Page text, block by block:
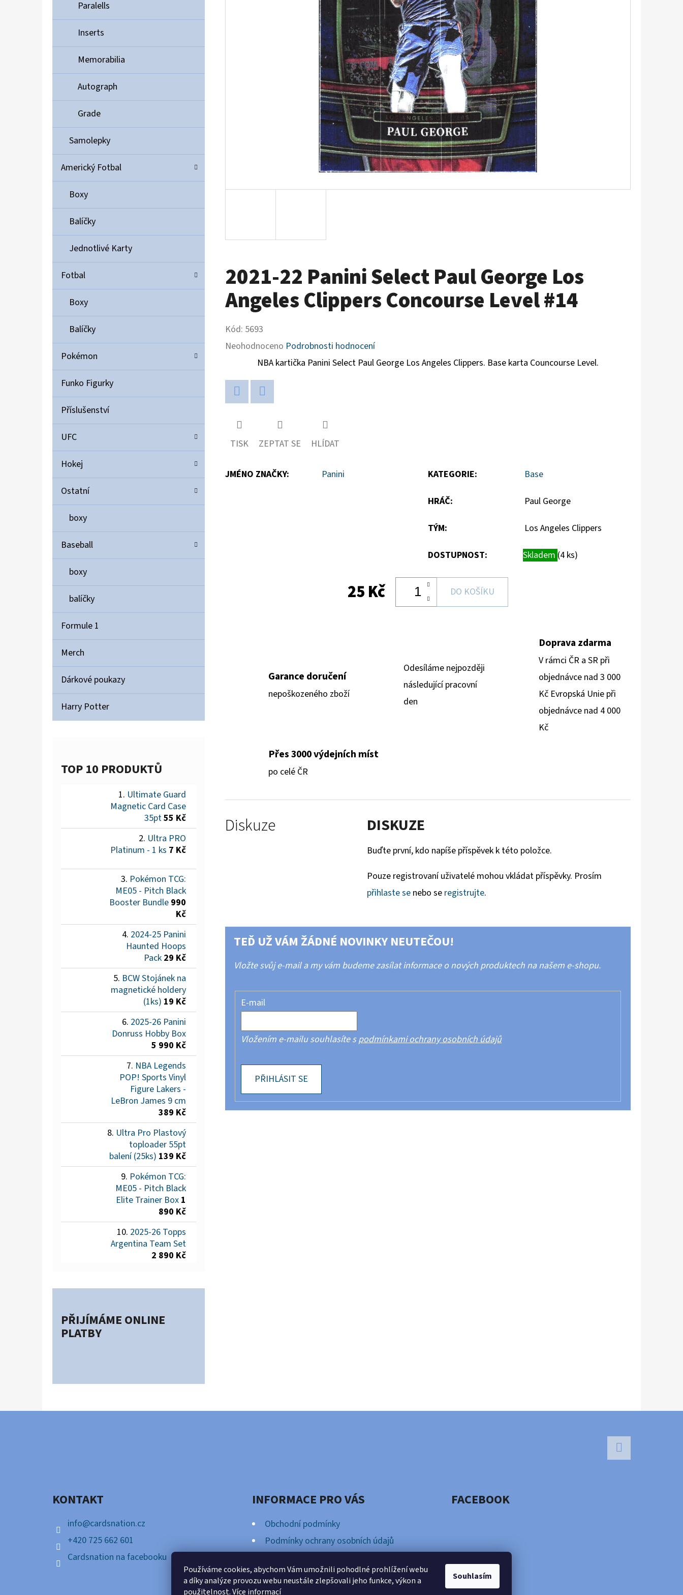
Používáme cookies, abychom Vám umožnili pohodlné prohlížení webu
a díky analýze provozu webu neustále zlepšovali jeho funkce, výkon a
použitelnost.Více informací
Souhlasím
Paralells
Inserts
Memorabilia
Autograph
Grade
Samolepky
Americký Fotbal
Boxy
Balíčky
Jednotlivé Karty
Fotbal
Boxy
Balíčky
Pokémon
Funko Figurky
Příslušenství
UFC
Hokej
Ostatní
boxy
Baseball
boxy
balíčky
Formule 1
Merch
Dárkové poukazy
Harry Potter
TOP 10 PRODUKTŮ
Ultimate Guard
Magnetic Card Case
35pt55 Kč
Ultra PRO
Platinum - 1 ks 7 Kč
Pokémon TCG:
ME05 - Pitch Black
Booster Bundle 990
Kč
2024-25 Panini
Haunted Hoops
Pack 29 Kč
BCW Stojánek na
magnetické holdery
(1ks) 19 Kč
2025-26 Panini
Donruss Hobby Box
5 990 Kč
NBA Legends
POP! Sports Vinyl
Figure Lakers -
LeBron James 9 cm
389 Kč
Ultra Pro Plastový
toploader 55pt
balení (25ks) 139 Kč
Pokémon TCG:
ME05 - Pitch Black
Elite Trainer Box 1
890 Kč
2025-26 Topps
Argentina Team Set
2 890 Kč
PŘIJÍMÁME ONLINE
PLATBY
2021-22 Panini Select Paul George Los
Angeles Clippers Concourse Level #14
Kód: 5693
Průměrné
hodnocení
produktu
Neohodnoceno Podrobnosti hodnocení
NBA kartička Panini Select Paul George Los Angeles Clippers. Base karta Councourse Level.
TISK ZEPTAT SE HLÍDAT
JMÉNO ZNAČKY: Panini KATEGORIE: Base
HRÁČ: Paul George
TÝM: Los Angeles Clippers
DOSTUPNOST: Skladem (4 ks)
25 Kč DO KOŠÍKU
Garance doručení
nepoškozeného zboží
Odesíláme nejpozději
následující pracovní
den
Doprava zdarma
V rámci ČR a SR při
objednávce nad 3 000
Kč Evropská Unie při
objednávce nad 4 000
Kč
Přes 3000 výdejních míst
po celé ČR
Diskuze DISKUZE
Buďte první, kdo napíše příspěvek k této položce.
Pouze registrovaní uživatelé mohou vkládat příspěvky. Prosím
přihlaste se nebo se registrujte.
TEĎ UŽ VÁM ŽÁDNÉ NOVINKY NEUTEČOU!
Vložte svůj e-mail a my vám budeme zasílat informace o nových produktech na našem e-shopu.
E-mail
Vložením e-mailu souhlasíte spodmínkami ochrany osobních údajů
PŘIHLÁSIT SE
ULTIMATE GUARD MAGNETIC CARD CASE 35PT
POKÉMON TCG: ME05 - PITCH BLACK
BOOSTER BUNDLE
990 Kč
KONTAKT
info@cardsnation.cz
+420 725 662 601
Cardsnation na facebooku
INFORMACE PRO VÁS
Obchodní podmínky
Podmínky ochrany osobních údajů
FACEBOOK